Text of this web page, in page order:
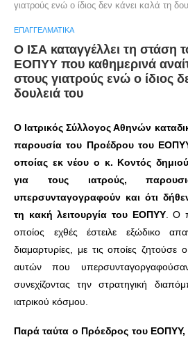
γιατρούς ενώ ο ίδιος δεν κάνει καλά τη
ΕΠΑΓΓΕΛΜΑΤΙΚΆ
Ο ΙΣΑ καταγγέλλει τη στάση
ΕΟΠΥΥ που καθημερινά
στους γιατρούς ενώ ο ίδιος
δουλειά του
Ο Ιατρικός Σύλλογος Αθηνών
παρουσία του Προέδρου του
οποίας εκ νέου ο κ. Κοντός
για τους ιατρούς,
υπερσυνταγογραφούν και ότι
τη κακή λειτουργία του ΕΟΠΥΥ. Ο
οποίος εχθές έστειλε εξώδικο
διαμαρτυρίες, με τις οποίες ζητούσε
αυτών που
συνεχίζοντας την στρατηγική
ιατρικού κόσμου.
Παρά ταύτα ο Πρόεδρος του ΕΟΠΥΥ,